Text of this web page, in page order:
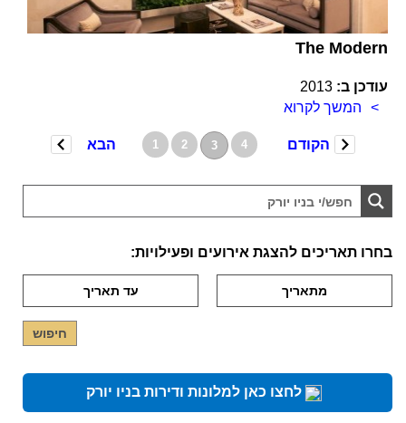
The Modern
עודכן ב: 2013
המשך לקרוא
הקודם 1 2 3 4 הבא
בחרו תאריכים להצגת אירועים ופעילויות:
לחצו כאן למלונות ודירות בניו יורק